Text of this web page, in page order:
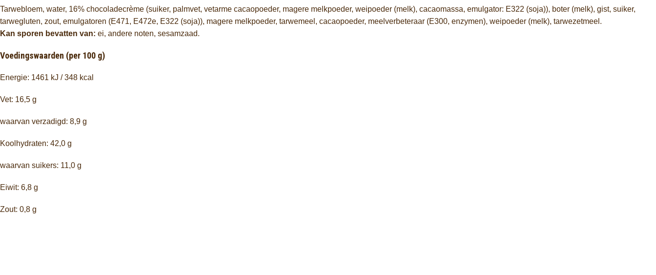
Tarwebloem, water, 16% chocoladecrème (suiker, palmvet, vetarme cacaopoeder, magere melkpoeder, weipoeder (melk), cacaomassa, emulgator: E322 (soja)), boter (melk), gist, suiker,
tarwegluten, zout, emulgatoren (E471, E472e, E322 (soja)), magere melkpoeder, tarwemeel, cacaopoeder, meelverbeteraar (E300, enzymen), weipoeder (melk), tarwezetmeel.
Kan sporen bevatten van: ei, andere noten, sesamzaad.
Voedingswaarden (per 100 g)
Energie: 1461 kJ / 348 kcal
Vet: 16,5 g
waarvan verzadigd: 8,9 g
Koolhydraten: 42,0 g
waarvan suikers: 11,0 g
Eiwit: 6,8 g
Zout: 0,8 g